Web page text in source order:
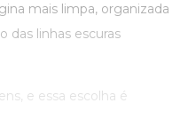
mais limpa, organizada
das linhas escuras
e essa escolha é